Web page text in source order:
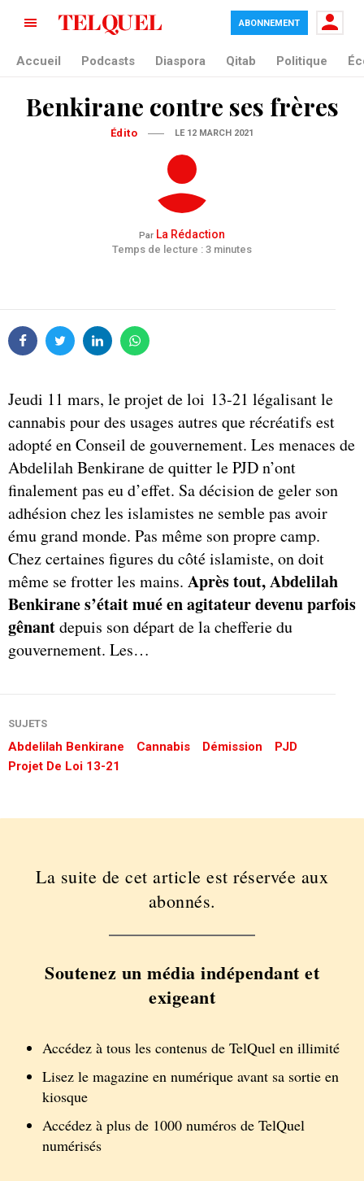
ABONNEMENT
Accueil Podcasts Diaspora Qitab Politique
Benkirane contre ses frères
Édito LE 12 MARCH 2021
Par La Rédaction
Temps de lecture : 3 minutes
Jeudi 11 mars, le projet de loi 13-21 légalisant le
cannabis pour des usages autres que récréatifs est
adopté en Conseil de gouvernement. Les menaces de
Abdelilah Benkirane de quitter le PJD n’ont
finalement pas eu d’effet. Sa décision de geler son
adhésion chez les islamistes ne semble pas avoir
ému grand monde. Pas même son propre camp.
Chez certaines figures du côté islamiste, on doit
même se frotter les mains. Après tout, Abdelilah
Benkirane s’était mué en agitateur devenu parfois
gênantdepuis son départ de la chefferie du
gouvernement. Les…
SUJETS
Abdelilah Benkirane Cannabis Démission
PJD
Projet De Loi 13-21
La suite de cet article est réservée aux
abonnés.
Soutenez un média indépendant et
exigeant
Accédez à tous les contenus de TelQuel en illimité
Lisez le magazine en numérique avant sa sortie en
kiosque
Accédez à plus de 1000 numéros de TelQuel
numérisés